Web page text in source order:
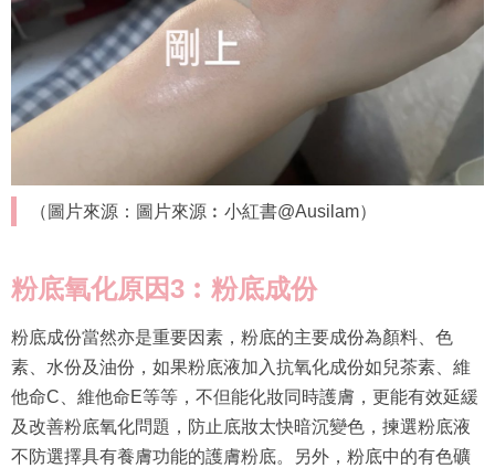
（圖片來源：圖片來源︰小紅書@Ausilam）
粉底氧化原因3︰ 粉底成份
粉底成份當然亦是重要因素，粉底的主要成份為顏料、色
素、水份及油份，如果粉底液加入抗氧化成份如兒茶素、維
他命C、維他命E等等，不但能化妝同時護膚，更能有效延緩
及改善粉底氧化問題，防止底妝太快暗沉變色，揀選粉底液
不防選擇具有養膚功能的護膚粉底。另外，粉底中的有色礦